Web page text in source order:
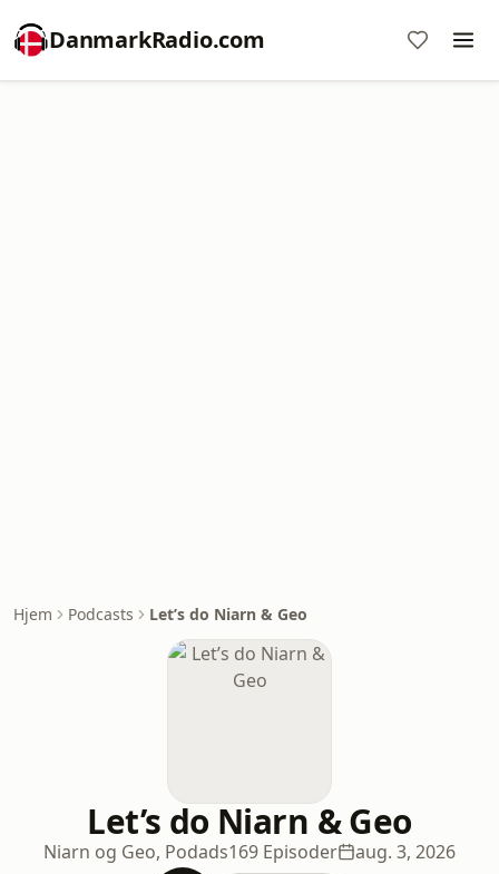
DanmarkRadio.com
Hjem Podcasts Let’s do Niarn & Geo
Let’s do Niarn & Geo
Niarn og Geo, Podads169 Episoder aug. 3, 2026